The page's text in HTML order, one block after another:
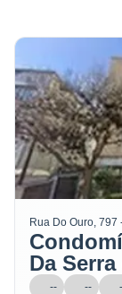
Rua Do Ouro, 797
Da
-- --